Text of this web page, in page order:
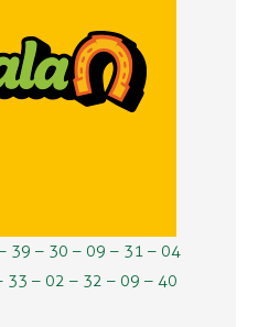
39 – 30 – 09 – 31 – 04
33 – 02 – 32 – 09 – 40